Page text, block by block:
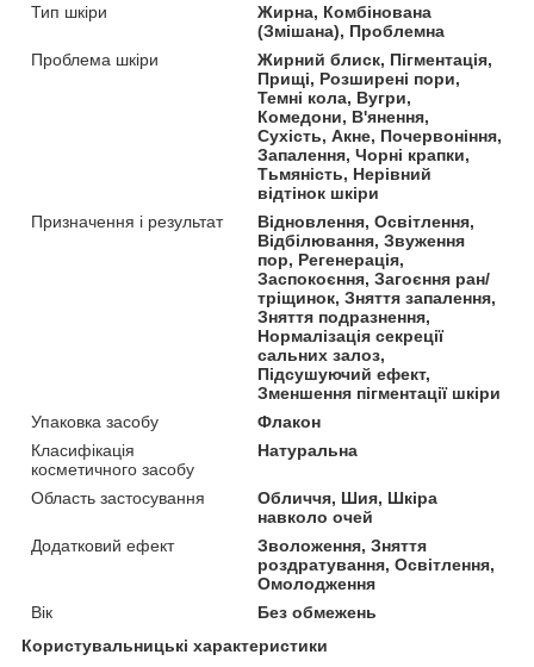
Тип шкіри
Жирна, Комбінована
(Змішана), Проблемна
Проблема шкіри
Жирний блиск, Пігментація,
Прищі, Розширені пори,
Темні кола, Вугри,
Комедони, В'янення,
Сухість, Акне, Почервоніння,
Запалення, Чорні крапки,
Тьмяність, Нерівний
відтінок шкіри
Призначення і результат
Відновлення, Освітлення,
Відбілювання, Звуження
пор, Регенерація,
Заспокоєння, Загоєння ран/
тріщинок, Зняття запалення,
Зняття подразнення,
Нормалізація секреції
сальних залоз,
Підсушуючий ефект,
Зменшення пігментації шкіри
Упаковка засобу
Флакон
Класифікація
косметичного засобу
Натуральна
Область застосування
Обличчя, Шия, Шкіра
навколо очей
Додатковий ефект
Зволоження, Зняття
роздратування, Освітлення,
Омолодження
Вік
Без обмежень
Користувальницькі характеристики